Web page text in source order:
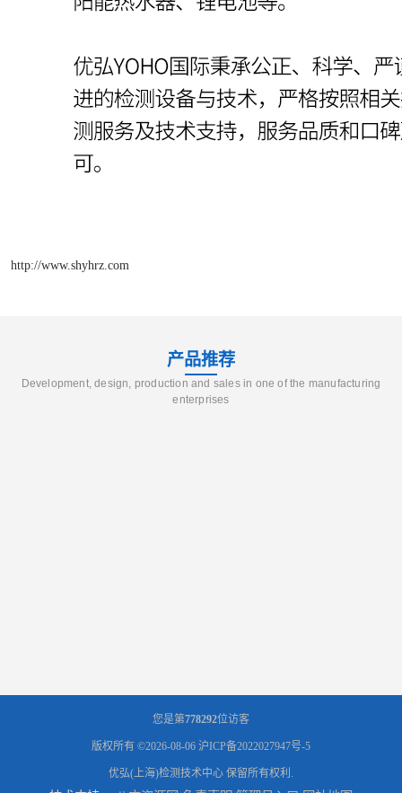
http://www.shyhrz.com
产品推荐
Development, design, production and sales in one of the manufacturing
enterprises
您是第778292位访客
版权所有 ©2026-08-06 沪ICP备2022027947号-5
优弘(上海)检测技术中心 保留所有权利.